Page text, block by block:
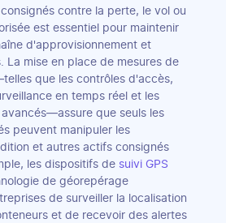
contre la perte, le vol ou
est essentiel pour maintenir
d'approvisionnement et
La mise en place de mesures de
que les contrôles d'accès,
en temps réel et les
que seuls les
peuvent manipuler les
et autres actifs consignés
les dispositifs de suivi GPS
de géorepérage
de surveiller la localisation
et de recevoir des alertes